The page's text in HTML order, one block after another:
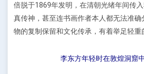
倍脱于1869年发明，在清朝光绪年间传
真传神，甚至连书画作者本人都无法准
物的复制保留和文化传承，有着举足轻重
李东方年轻时在敦煌洞窟